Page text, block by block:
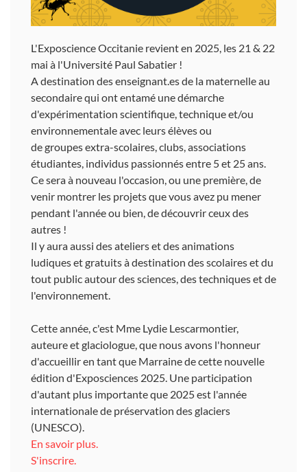
L'Exposcience Occitanie revient en 2025, les 21 & 22
mai à l'Université Paul Sabatier !
A destination des enseignant.es de la maternelle au
secondaire qui ont entamé une démarche
d'expérimentation scientifique, technique et/ou
environnementale avec leurs élèves ou
de groupes extra-scolaires, clubs, associations
étudiantes, individus passionnés entre 5 et 25 ans.
Ce sera à nouveau l'occasion, ou une première, de
venir montrer les projets que vous avez pu mener
pendant l'année ou bien, de découvrir ceux des
autres !
Il y aura aussi des ateliers et des animations
ludiques et gratuits à destination des scolaires et du
tout public autour des sciences, des techniques et de
l'environnement.
Cette année, c'est Mme Lydie Lescarmontier,
auteure et glaciologue, que nous avons l'honneur
d'accueillir en tant que Marraine de cette nouvelle
édition d'Exposciences 2025. Une participation
d'autant plus importante que 2025 est l'année
internationale de préservation des glaciers
(UNESCO).
En savoir plus.
S'inscrire.